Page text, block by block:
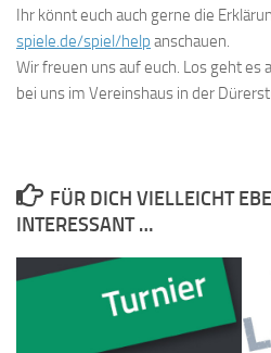
Ihr könnt euch auch gerne die
spiele.de/spiel/help anschauen.
Wir freuen uns auf euch. Los geht es
bei uns im Vereinshaus in der
FÜR DICH VIELLEICHT
INTERESSANT …